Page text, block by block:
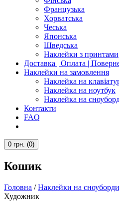
Французька
Хорватська
Чеська
Японська
Шведська
Наклейки з принтами
Доставка | Оплата |
Наклейки на замовлення
Наклейка на
Наклейка на ноутбук
Наклейка на
Контакти
FAQ
0 грн. (0)
Кошик
Головна /Наклейки на сноуборди
Художник